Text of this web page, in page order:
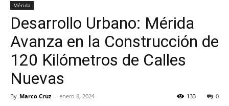
Mérida
Desarrollo Urbano: Mérida
Avanza en la Construcción de
120 Kilómetros de Calles
Nuevas
By Marco Cruz - enero 8, 2024 0
133